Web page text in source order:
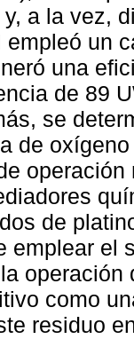
a la vez,
empleó un
una
de 89
se
de
de
emplear el
como
residuo